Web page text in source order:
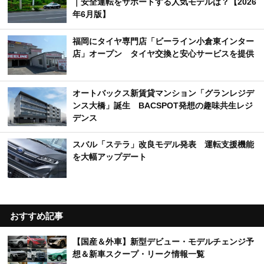
年6月版】
福岡にタイヤ専門店「ビーライン小倉東インター
店」オープン タイヤ交換と安心サービスを提供
オートバックス新賃貸マンション「グランレジデ
ンス大橋」誕生 BACSPOT発想の趣味共生レジ
デンス
スバル「ステラ」改良モデル発表 運転支援機能
を大幅アップデート
おすすめ記事
【国産＆外車】新型デビュー・モデルチェンジ予
想＆新車スクープ・リーク情報一覧